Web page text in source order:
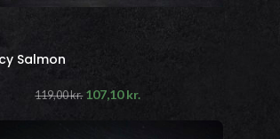
Salmon
119,00kr. 107,10kr.